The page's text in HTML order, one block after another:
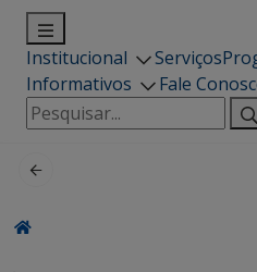
Institucional Serviços
Informativos
Fale
Pesquisar
por: